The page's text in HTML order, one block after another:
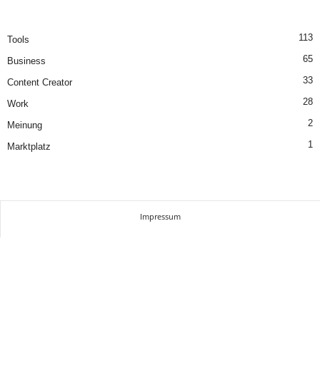
Tools 113
Business 65
Content Creator 33
Work 28
Meinung 2
Marktplatz 1
Impressum